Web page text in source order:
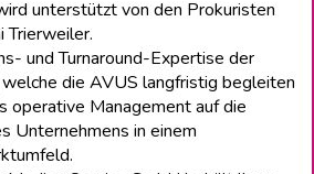
unterstützt von den Prokuristen
Trierweiler.
und Turnaround-Expertise der
die AVUS langfristig begleiten
operative Management auf die
Unternehmens in einem